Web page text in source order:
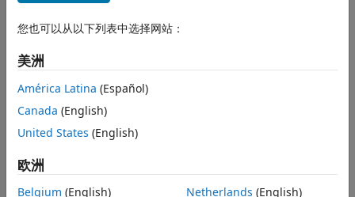
类别
设置和配置
部署
性能
设备驱动模块
主题
Black Hardware
Use your host computer to monitor and control an
application running on BeagleBone Black hardware.
为 ARM Cortex-A 处理器优化代码
您也可以从以下列表中选择网站：
美洲
América Latina (Español)
Canada (English)
United States (English)
欧洲
Belgium (English)
Netherlands (English)